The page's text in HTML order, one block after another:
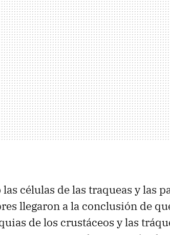
células de las traqueas y las
llegaron a la conclusión de
de los crustáceos y las